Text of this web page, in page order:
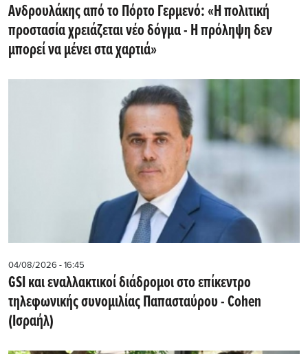
Ανδρουλάκης από το Πόρτο Γερμενό: «Η πολιτική
προστασία χρειάζεται νέο δόγμα - Η πρόληψη δεν
μπορεί να μένει στα χαρτιά»
04/08/2026 - 16:45
GSI και εναλλακτικοί διάδρομοι στο επίκεντρο
τηλεφωνικής συνομιλίας Παπασταύρου - Cohen
(Ισραήλ)